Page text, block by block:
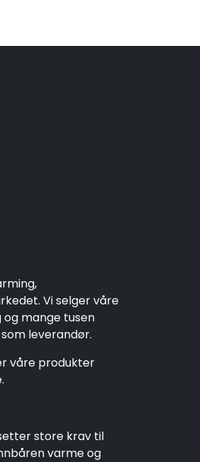
Vi selger våre
mange tusen
leverandør.
våre produkter
store krav til
varme og